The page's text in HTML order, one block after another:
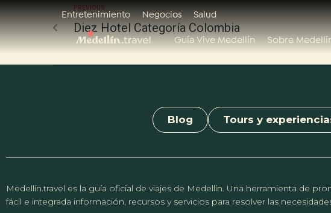
Entretenimiento Negocios Salud
Guía Vive Medellín Sobre
PREVIOUS
Diez Hotel Categoría Colombia
Blog Tours y
Medellín.travel es la guía oficial de viajes de Medellín. Una herramienta de
fácil e integrada información, recursos y servicios para resolver las